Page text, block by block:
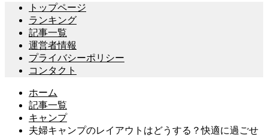
トップページ
ランキング
記事一覧
運営者情報
プライバシーポリシー
コンタクト
ホーム
記事一覧
キャンプ
夫婦キャンプのレイアウトはどうする？快適に過ごせ